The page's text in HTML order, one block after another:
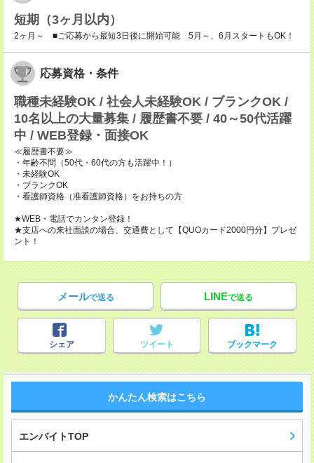
短期（3ヶ月以内）
2ヶ月～ ■ご応募から最短3日後に開始可能 5月～、6月スタートもOK！
応募資格・条件
職種未経験OK / 社会人未経験OK / ブランクOK /
10名以上の大量募集 / 履歴書不要 / 40～50代活躍
中 / WEB登録・面接OK
≪履歴書不要≫
・年齢不問（50代・60代の方も活躍中！）
・未経験OK
・ブランクOK
・看護師資格（准看護師資格）をお持ちの方
★WEB・電話でカンタン登録！
★支店への来社面談の場合、交通費として【QUOカード2000円分】プレゼ
ント！
メールで送る LINEで送る
シェア ツイート ブックマーク
かんたん検索はこちら
エンバイトTOP